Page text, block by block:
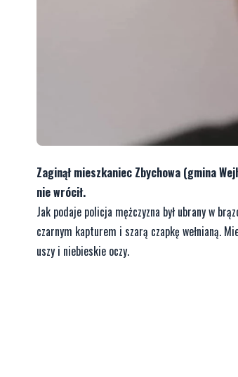
Zaginął mieszkaniec Zbychowa (gmina
nie wrócił.
Jak podaje policja mężczyzna był ubrany w
czarnym kapturem i szarą czapkę wełnianą.
uszy i niebieskie oczy.